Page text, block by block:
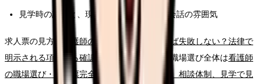
見学時の説明と、現場スタッフの表情や会話の雰囲気
求人票の見方は
看護師の求人票、どこを見れば失敗しない？法律で
明示される項目から確認する読み方ガイド 、職場選び全体は看護師
の職場選び・求人票完全ガイド。条件、教育、相談体制、見学で見